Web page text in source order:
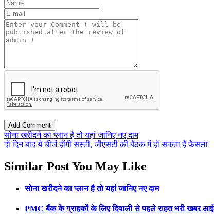
सोना खरीदने का प्लान है तो यहां जानिए नए दाम
दो दिन बाद ये चीजें होंगी सस्ती, जीएसटी की बैठक में हो सकता है फैसला
Similar Post You May Like
सोना खरीदने का प्लान है तो यहां जानिए नए दाम
PMC बैंक के ग्राहकों के लिए दिवाली से पहले राहत भरी खबर आई